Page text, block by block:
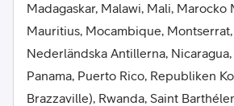
Madagaskar, Malawi, Mali, Marocko
Mauritius, Mocambique,
Nederländska Antillerna,
Panama, Puerto Rico, Republiken
Brazzaville), Rwanda, Saint